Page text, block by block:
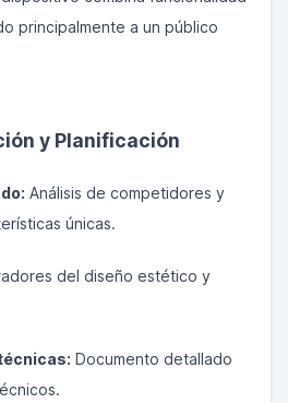
principalmente a un público
y Planificación
Análisis de competidores y
únicas.
del diseño estético y
Documento detallado